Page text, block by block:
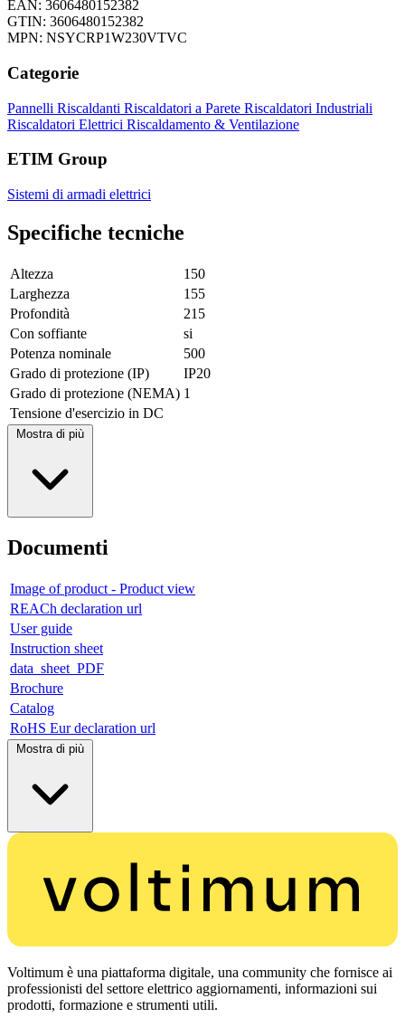
EAN: 3606480152382
GTIN: 3606480152382
MPN: NSYCRP1W230VTVC
Categorie
Pannelli Riscaldanti Riscaldatori a Parete Riscaldatori Industriali
Riscaldatori Elettrici Riscaldamento & Ventilazione
ETIM Group
Sistemi di armadi elettrici
Specifiche tecniche
Altezza
150
Larghezza
155
Profondità
215
Con soffiante
si
Potenza nominale
500
Grado di protezione (IP)
IP20
Grado di protezione (NEMA) 1
Tensione d'esercizio in DC
Mostra di più
Documenti
Image of product - Product view
REACh declaration url
User guide
Instruction sheet
data_sheet_PDF
Brochure
Catalog
RoHS Eur declaration url
Mostra di più
Voltimum è una piattaforma digitale, una community che fornisce ai
professionisti del settore elettrico aggiornamenti, informazioni sui
prodotti, formazione e strumenti utili.